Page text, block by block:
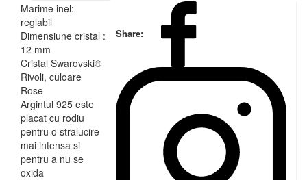
Share:
Marime inel:
reglabil
Dimensiune cristal :
12 mm
Cristal Swarovski®
Rivoli, culoare
Rose
Argintul 925 este
placat cu rodiu
pentru o stralucire
mai intensa si
pentru a nu se
oxida